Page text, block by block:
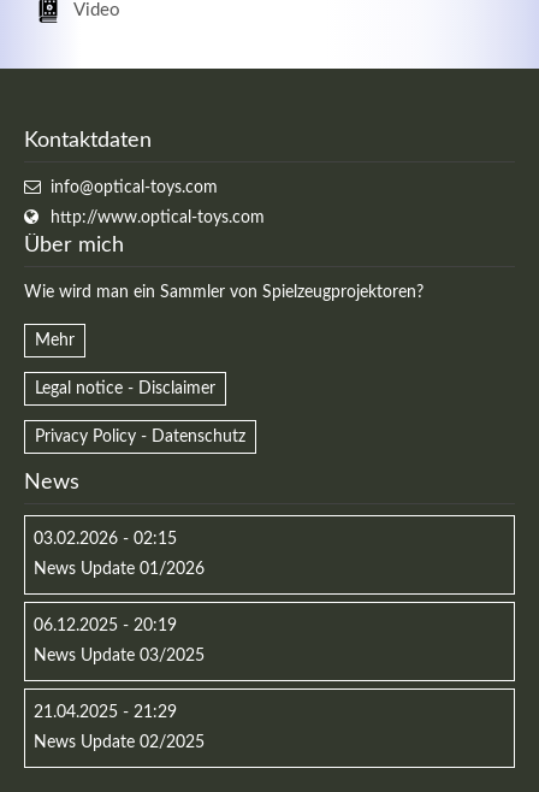
Video
Kontaktdaten
info@optical-toys.com
http://www.optical-toys.com
Über mich
Wie wird man ein Sammler von Spielzeugprojektoren?
Mehr
Legal notice - Disclaimer
Privacy Policy - Datenschutz
News
03.02.2026 - 02:15
News Update 01/2026
06.12.2025 - 20:19
News Update 03/2025
21.04.2025 - 21:29
News Update 02/2025